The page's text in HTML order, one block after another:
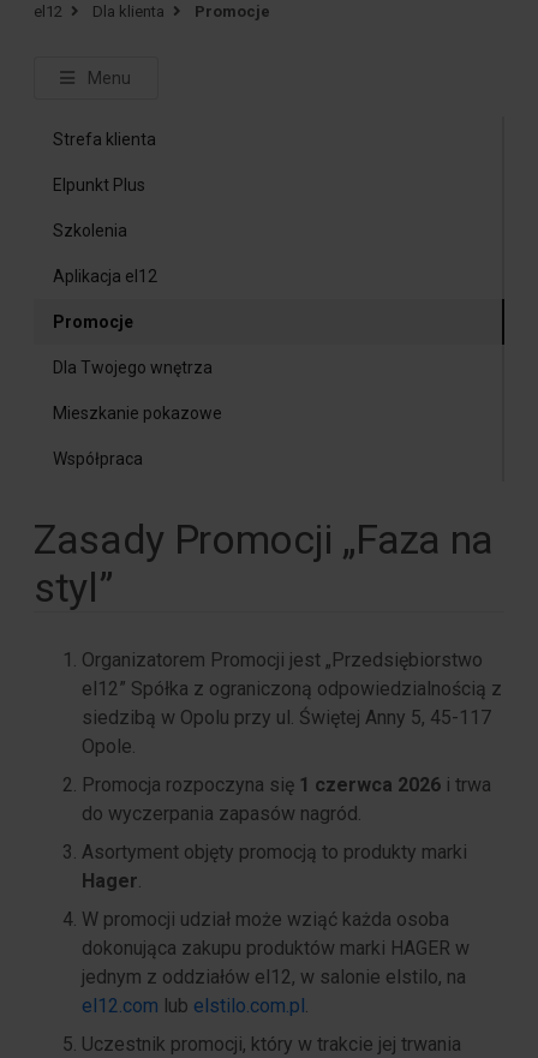
el12 Dla klienta Promocje
Menu
Strefa klienta
Elpunkt Plus
Szkolenia
Aplikacja el12
Promocje
Dla Twojego wnętrza
Mieszkanie pokazowe
Współpraca
Zasady Promocji „Faza na
styl”
Organizatorem Promocji jest „Przedsiębiorstwo
el12” Spółka z ograniczoną odpowiedzialnością z
siedzibą w Opolu przy ul. Świętej Anny 5, 45-117
Opole.
Promocja rozpoczyna się 1 czerwca 2026 i trwa
do wyczerpania zapasów nagród.
Asortyment objęty promocją to produkty marki
Hager.
W promocji udział może wziąć każda osoba
dokonująca zakupu produktów marki HAGER w
jednym z oddziałów el12, w salonie elstilo, na
el12.com lub elstilo.com.pl .
Uczestnik promocji, który w trakcie jej trwania